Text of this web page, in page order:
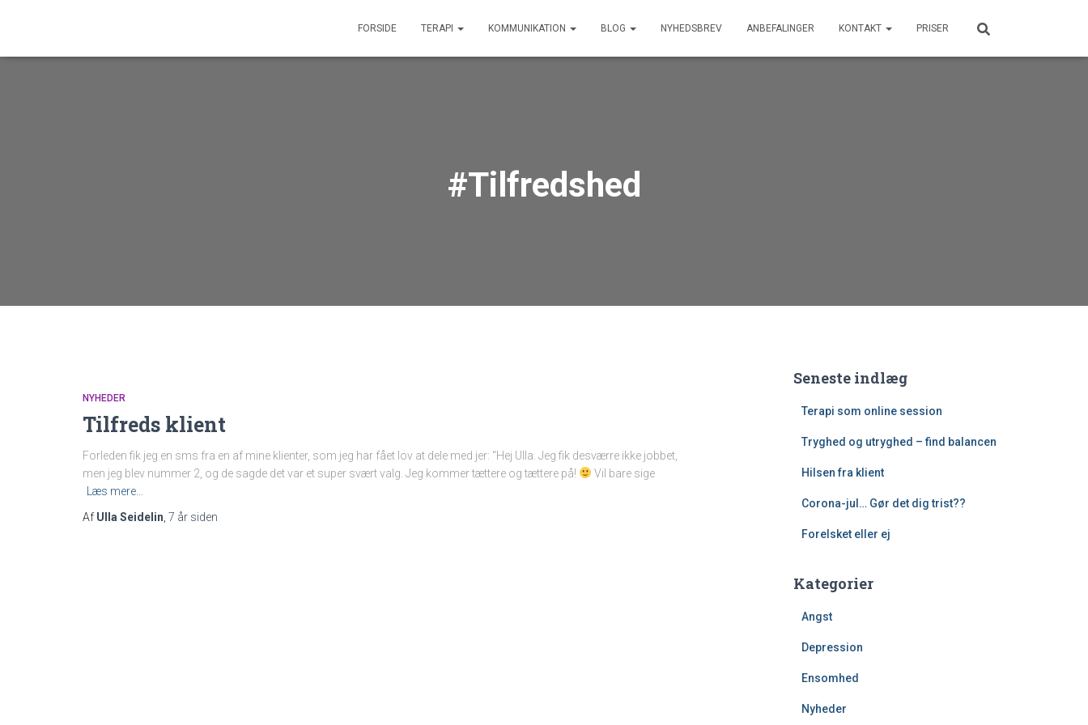
FORSIDE TERAPI KOMMUNIKATION BLOG NYHEDSBREV ANBEFALINGER KONTAKT PRISER
#Tilfredshed
NYHEDER
Tilfreds klient
Forleden fik jeg en sms fra en af mine klienter, som jeg har fået lov at dele med jer: “Hej Ulla. Jeg fik desværre ikke jobbet,
men jeg blev nummer 2, og de sagde det var et super svært valg. Jeg kommer tættere og tættere på!
Vil bare sige
Læs mere…
Af Ulla Seidelin 7 år siden
Seneste indlæg
Terapi som online session
Tryghed og utryghed – find balancen
Hilsen fra klient
Corona-jul… Gør det dig trist??
Forelsket eller ej
Kategorier
Angst
Depression
Ensomhed
Nyheder